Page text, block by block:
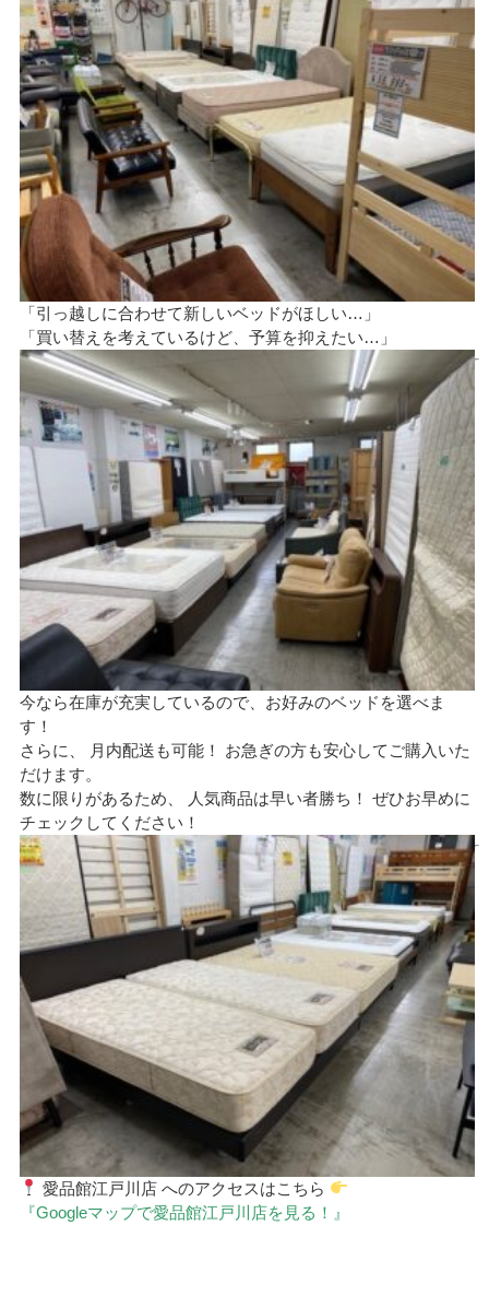
「引っ越しに合わせて新しいベッドがほしい…」
「買い替えを考えているけど、予算を抑えたい…」
今なら在庫が充実しているので、お好みのベッドを選べま
す！
さらに、 月内配送も可能！ お急ぎの方も安心してご購入いた
だけます。
数に限りがあるため、 人気商品は早い者勝ち！ ぜひお早めに
チェックしてください！
愛品館江戸川店 へのアクセスはこちら
『Googleマップで愛品館江戸川店を見る！』